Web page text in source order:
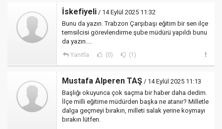
İskefiyeli / 14 Eylül 2025 11:32
Bunu da yazın. Trabzon Çarşıbaşı eğitim bir sen ilçe
temsilcisi görevlendirme şube müdürü yapıldı bunu
da yazın....
Yanıtla (0) (1)
Mustafa Alperen TAŞ / 14 Eylül 2025 11:13
Başlığı okuyunca çok saçma bir haber daha dedim.
İlçe milli eğitime müdürden başka ne atanır? Milletle
dalga geçmeyi bırakın, milleti salak yerine koymayı
bırakın lütfen.